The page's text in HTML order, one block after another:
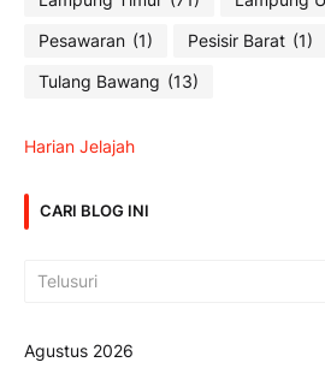
Pesawaran (1) Pesisir Barat (1)
Tulang Bawang (13)
Harian Jelajah
CARI BLOG INI
Agustus 2026